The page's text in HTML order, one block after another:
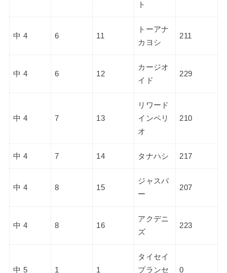
ト
中 4 6 11
トーアナ
カヨシ
211
中 4 6 12
カージオ
イド
229
中 4 7 13
リワード
インペリ
オ
210
中 4 7 14 タナハシ 217
中 4 8 15
ジャスパ
ー
207
中 4 8 16
アクデニ
ズ
223
中 5 1 1
タイセイ
プランセ
0